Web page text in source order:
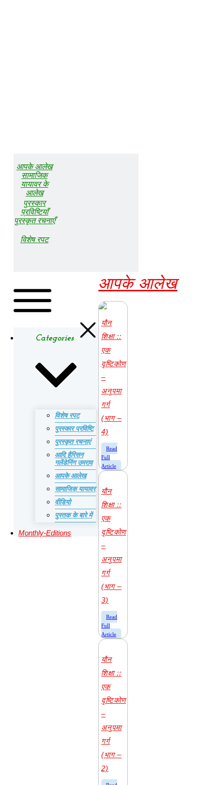
​आपके आलेख​
सामाजिक
यायावर के
आलेख
पुरस्कार
प्रविष्टियाँ
पुरस्कृत रचनाएँ
विशेष रपट​
Categories
विशेष रपट
पुरस्कार प्रविष्टि
पुरस्कृत रचनाएं
आदि हैरिसन
गलेंडेनिंग उमराव
आपके आलेख
सामाजिक यायावर
वीडियो
पुस्तक के बारे में
Monthly-Editions
आपके आलेख
यौन
शिक्षा ::
एक
दृष्टिकोण
–
अनुपमा
गर्ग
(भाग –
4)
​Read
Full
Article
यौन
शिक्षा ::
एक
दृष्टिकोण
–
अनुपमा
गर्ग
(भाग –
3)
​Read
Full
Article
यौन
शिक्षा ::
एक
दृष्टिकोण
–
अनुपमा
गर्ग
(भाग –
2)